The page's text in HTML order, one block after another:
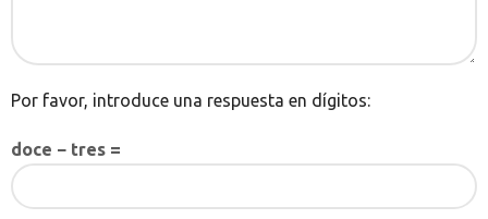
Por favor, introduce una respuesta en dígitos:
doce − tres =